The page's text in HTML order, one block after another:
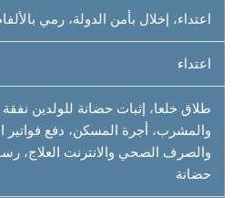
اعتداء، إخلال بأمن الدولة، رمي
اعتداء
طلاق خلعا، إثبات حضانة للولدين
والمشرب، أجرة المسكن، دفع فواتير
والصرف الصحي والانترنت العلاج،
حضانة